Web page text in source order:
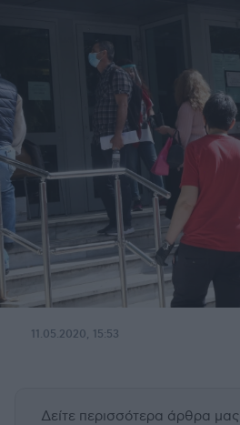
11.05.2020, 15:53
Δείτε περισσότερα άρθρα μας